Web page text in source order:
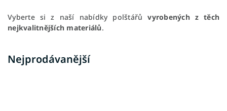
Vyberte si z naší nabídky polštářůvyrobených z těch
nejkvalitnějších materiálů.
Nejprodávanější